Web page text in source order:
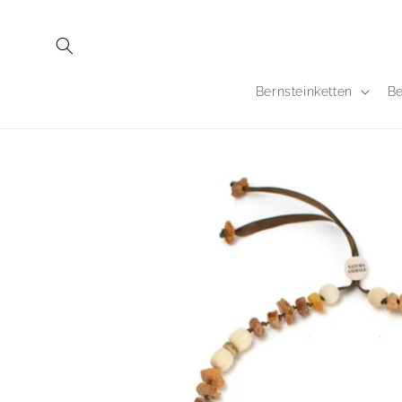
Inhalt
Bernsteinketten